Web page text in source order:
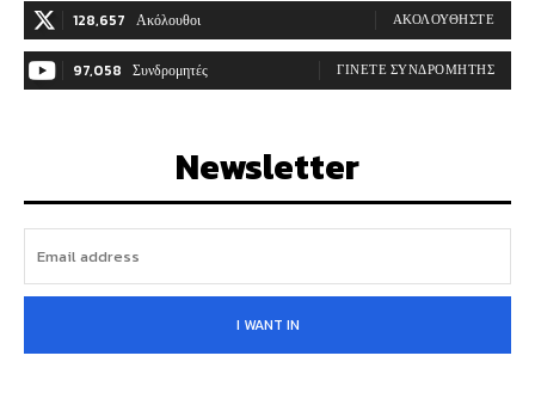
128,657 Ακόλουθοι ΑΚΟΛΟΥΘΉΣΤΕ
97,058 Συνδρομητές ΓΊΝΕΤΕ ΣΥΝΔΡΟΜΗΤΉΣ
Newsletter
I WANT IN